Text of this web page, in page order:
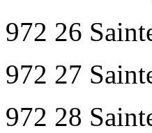
972 26
972 27
972 28